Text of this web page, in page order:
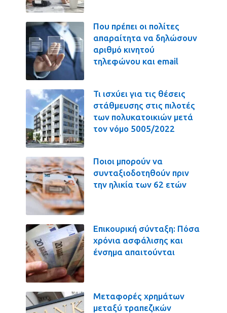
Που πρέπει οι πολίτες
απαραίτητα να δηλώσουν
αριθμό κινητού
τηλεφώνου και email
Τι ισχύει για τις θέσεις
στάθμευσης στις πιλοτές
των πολυκατοικιών μετά
τον νόμο 5005/2022
Ποιοι μπορούν να
συνταξιοδοτηθούν πριν
την ηλικία των 62 ετών
Επικουρική σύνταξη: Πόσα
χρόνια ασφάλισης και
ένσημα απαιτούνται
Μεταφορές χρημάτων
μεταξύ τραπεζικών